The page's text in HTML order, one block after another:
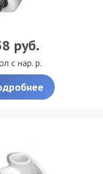
руб.
с нар. р.